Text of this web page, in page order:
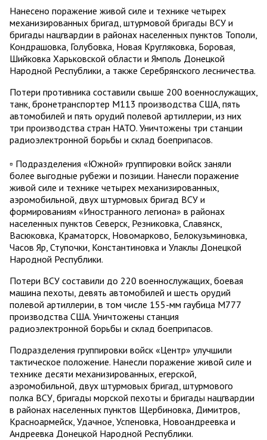
Нанесено поражение живой силе и технике четырех
механизированных бригад, штурмовой бригады ВСУ и
бригады нацгвардии в районах населенных пунктов Тополи,
Кондрашовка, Голубовка, Новая Кругляковка, Боровая,
Шийковка Харьковской области и Ямполь Донецкой
Народной Республики, а также Серебрянского лесничества.
Потери противника составили свыше 200 военнослужащих,
танк, бронетранспортер М113 производства США, пять
автомобилей и пять орудий полевой артиллерии, из них
три производства стран НАТО. Уничтожены три станции
радиоэлектронной борьбы и склад боеприпасов.
▫️ Подразделения «Южной» группировки войск заняли
более выгодные рубежи и позиции. Нанесли поражение
живой силе и технике четырех механизированных,
аэромобильной, двух штурмовых бригад ВСУ и
формированиям «Иностранного легиона» в районах
населенных пунктов Северск, Резниковка, Славянск,
Васюковка, Краматорск, Новомарково, Белокузьминовка,
Часов Яр, Ступочки, Константиновка и Улаклы Донецкой
Народной Республики.
Потери ВСУ составили до 220 военнослужащих, боевая
машина пехоты, девять автомобилей и шесть орудий
полевой артиллерии, в том числе 155-мм гаубица М777
производства США. Уничтожены станция
радиоэлектронной борьбы и склад боеприпасов.
Подразделения группировки войск «Центр» улучшили
тактическое положение. Нанесли поражение живой силе и
технике десяти механизированных, егерской,
аэромобильной, двух штурмовых бригад, штурмового
полка ВСУ, бригады морской пехоты и бригады нацгвардии
в районах населенных пунктов Щербиновка, Димитров,
Красноармейск, Удачное, Успеновка, Новоандреевка и
Андреевка Донецкой Народной Республики.